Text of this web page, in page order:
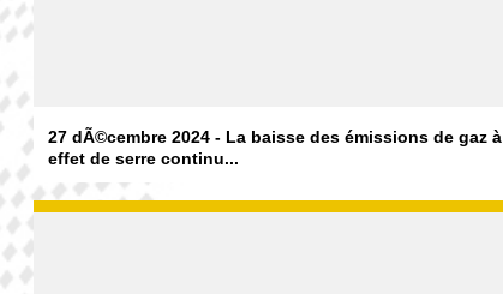
27 dÃ©cembre 2024 - La baisse des émissions de gaz à
effet de serre continu...